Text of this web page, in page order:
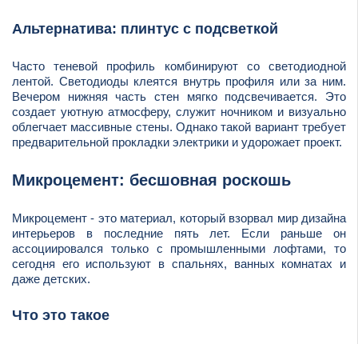
Альтернатива: плинтус с подсветкой
Часто теневой профиль комбинируют со светодиодной
лентой. Светодиоды клеятся внутрь профиля или за ним.
Вечером нижняя часть стен мягко подсвечивается. Это
создает уютную атмосферу, служит ночником и визуально
облегчает массивные стены. Однако такой вариант требует
предварительной прокладки электрики и удорожает проект.
Микроцемент: бесшовная роскошь
Микроцемент - это материал, который взорвал мир дизайна
интерьеров в последние пять лет. Если раньше он
ассоциировался только с промышленными лофтами, то
сегодня его используют в спальнях, ванных комнатах и
даже детских.
Что это такое